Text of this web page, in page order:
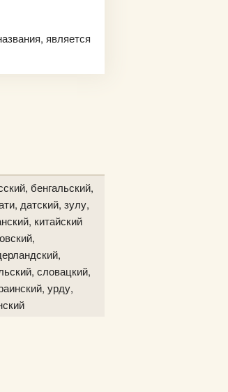
является
бенгальский,
датский, зулу,
китайский
словацкий,
урду,